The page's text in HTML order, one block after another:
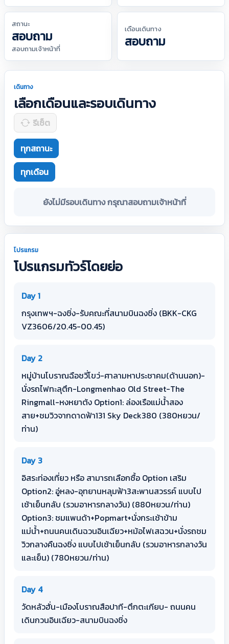
สถานะ
สอบถาม
สอบถามเจ้าหน้าที่
เดือนเดินทาง
สอบถาม
เดินทาง
เลือกเดือนและรอบเดินทาง
รีเซ็ต
ทุกสถานะ
ทุกเดือน
ยังไม่มีรอบเดินทาง กรุณาสอบถามเจ้าหน้าที่
โปรแกรม
โปรแกรมทัวร์โดยย่อ
Day 1
กรุงเทพฯ-ฉงชิ่ง-รับคณะที่สนามบินฉงชิ่ง (BKK-CKG
VZ3606/20.45-00.45)
Day 2
หมู่บ้านโบราณฉือชวี่โขว่-ศาลามหาประชาคม(ด้านนอก)-
นั่งรถไฟทะลุตึก-Longmenhao Old Street-The
Ringmall-หงหยาต้ง Option1: ล่องเรือแม่น้ำสอง
สาย+ชมวิวจากดาดฟ้า131 Sky Deck380 (380หยวน/
ท่าน)
Day 3
อิสระท่องเที่ยว หรือ สามารถเลือกซื้อ Option เสริม
Option2: อู่หลง-อุทยานหลุมฟ้า3สะพานสวรรค์ แบบไป
เช้าเย็นกลับ (รวมอาหารกลางวัน) (880หยวน/ท่าน)
Option3: ชมแพนด้า+Popmart+นั่งกระเช้าข้าม
แม่น้ำ+ถนนคนเดินฉวนอินเฉียว+หม้อไฟเสฉวน+นั่งรถชม
วิวกลางคืนฉงชิ่ง แบบไปเช้าเย็นกลับ (รวมอาหารกลางวัน
และเย็น) (780หยวน/ท่าน)
Day 4
วัดหลัวฮั่น-เมืองโบราณสือปาที-ตึกตะเกียบ- ถนนคน
เดินกวนอินเฉียว-สนามบินฉงชิ่ง